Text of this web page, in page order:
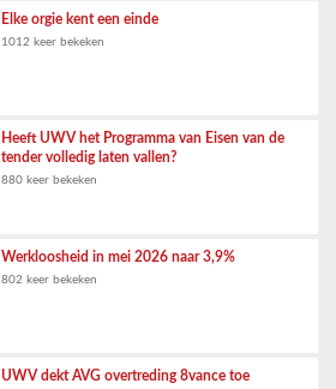
Elke orgie kent een einde
1012 keer bekeken
Heeft UWV het Programma van Eisen van de
tender volledig laten vallen?
880 keer bekeken
Werkloosheid in mei 2026 naar 3,9%
802 keer bekeken
UWV dekt AVG overtreding 8vance toe